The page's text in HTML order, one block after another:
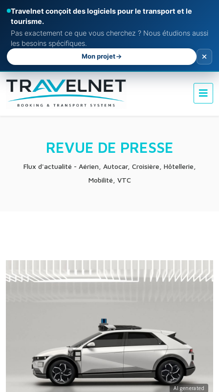
Travelnet conçoit des logiciels pour le transport et le
tourisme.
Pas exactement ce que vous cherchez ? Nous étudions aussi
les besoins spécifiques.
Mon projet
REVUE DE PRESSE
Flux d'actualité - Aérien, Autocar, Croisière, Hôtellerie,
Mobilité, VTC
AI generated